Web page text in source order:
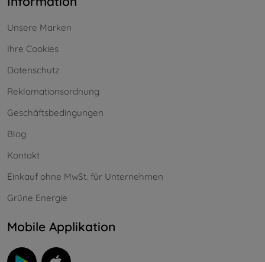
Unsere Marken
Ihre Cookies
Datenschutz
Reklamationsordnung
Geschäftsbedingungen
Blog
Kontakt
Einkauf ohne MwSt. für Unternehmen
Grüne Energie
Mobile Applikation